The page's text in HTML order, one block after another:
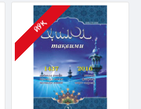
ЙЎҚ